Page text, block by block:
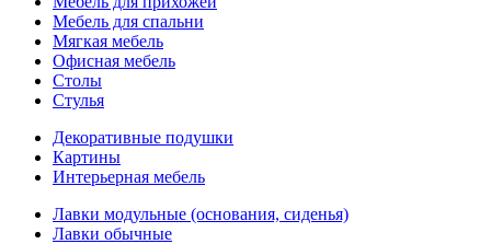
Мебель для спальни
Мягкая мебель
Офисная мебель
Столы
Стулья
Декоративные подушки
Картины
Интерьерная мебель
Лавки модульные (основания, сиденья)
Лавки обычные